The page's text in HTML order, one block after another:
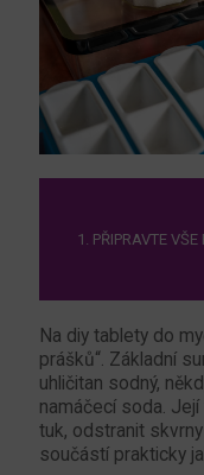
1. PŘIPRAVTE VŠE
Na diy tablety do
prášků“. Základní
uhličitan sodný,
namáčecí soda.
tuk, odstranit
součástí prakticky